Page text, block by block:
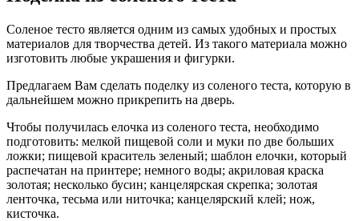
Соленое тесто является одним из самых удобных и простых
материалов для творчества детей. Из такого материала можно
изготовить любые украшения и фигурки.
Предлагаем Вам сделать поделку из соленого теста, которую в
дальнейшем можно прикрепить на дверь.
Чтобы получилась елочка из соленого теста, необходимо
подготовить: мелкой пищевой соли и муки по две больших
ложки; пищевой краситель зеленый; шаблон елочки, который
распечатан на принтере; немного воды; акриловая краска
золотая; несколько бусин; канцелярская скрепка; золотая
ленточка, тесьма или ниточка; канцелярский клей; нож,
кисточка.